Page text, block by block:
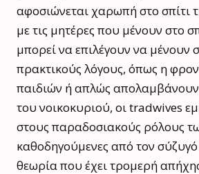
αφοσιώνεται χαρωπή στο σπίτι
με τις μητέρες που μένουν στο
μπορεί να επιλέγουν να μένουν
πρακτικούς λόγους, όπως η
παιδιών ή απλώς απολαμβάνουν
του νοικοκυριού, οι tradwives
στους παραδοσιακούς ρόλους
καθοδηγούμενες από τον
θεωρία που έχει τρομερή